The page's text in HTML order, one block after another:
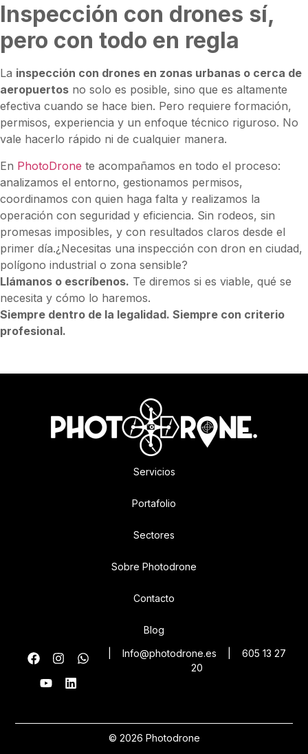
Inspección con drones sí,
pero con todo en regla
La inspección con drones en zonas urbanas o cerca de
aeropuertos no solo es posible, sino que es altamente
efectiva cuando se hace bien. Pero requiere formación,
permisos, experiencia y un enfoque técnico riguroso. No
vale hacerlo rápido ni de cualquier manera.
En PhotoDrone te acompañamos en todo el proceso:
analizamos el entorno, gestionamos permisos,
coordinamos con quien haga falta y realizamos la
operación con seguridad y eficiencia. Sin rodeos, sin
promesas imposibles, y con resultados claros desde el
primer día.¿Necesitas una inspección con dron en ciudad,
polígono industrial o zona sensible?
Llámanos o escríbenos. Te diremos si es viable, qué se
necesita y cómo lo haremos.
Siempre dentro de la legalidad. Siempre con criterio
profesional.
Servicios
Portafolio
Sectores
Sobre Photodrone
Contacto
Blog
Info@photodrone.es
605 13 27
20
© 2026 Photodrone